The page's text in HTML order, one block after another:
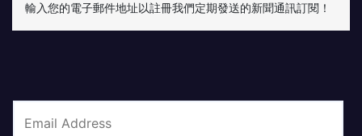
輸入您的電子郵件地址以註冊我們定期發送的新聞通訊訂閱！